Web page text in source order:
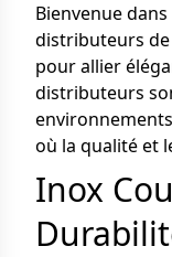
Bienvenue
distributeurs de
pour allier
distributeurs
où la qualité et
Inox